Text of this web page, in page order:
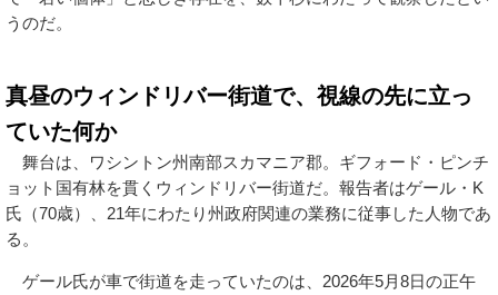
うのだ。
真昼のウィンドリバー街道で、視線の先に立っ
ていた何か
舞台は、ワシントン州南部スカマニア郡。ギフォード・ピンチ
ョット国有林を貫くウィンドリバー街道だ。報告者はゲール・K
氏（70歳）、21年にわたり州政府関連の業務に従事した人物であ
る。
ゲール氏が車で街道を走っていたのは、2026年5月8日の正午